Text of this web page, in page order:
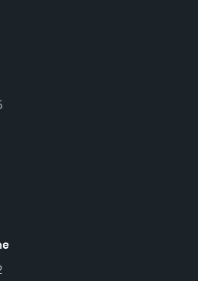
pour le Doctoral
Finance en décembre
en Master pour 2024-
l’année 2024-2025
et Licence 3 pour l’année